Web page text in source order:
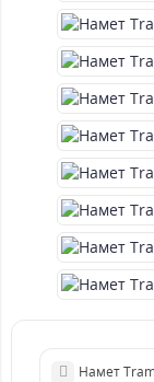
Намет